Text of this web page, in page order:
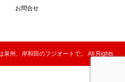
お問合せ
泉州、岸和田のフジオートで。 All Rights